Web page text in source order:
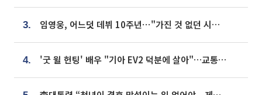
3. 임영웅, 어느덧 데뷔 10주년⋯"가진 것 없던 시절, 내 앞엔 20명의 팬뿐"
4. '굿 윌 헌팅' 배우 "기아 EV2 덕분에 살아"…교통사고 후 안전성 극찬